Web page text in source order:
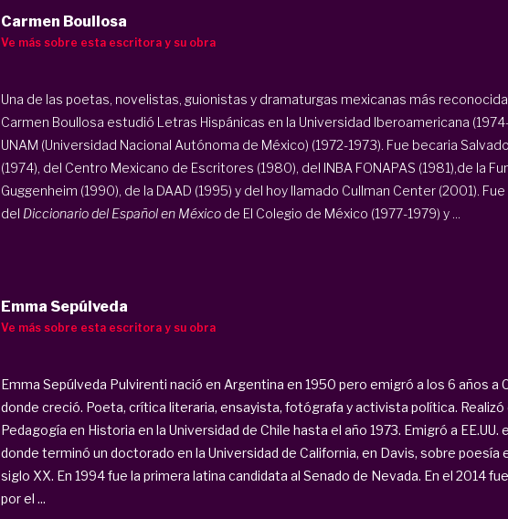
Carmen Boullosa
Ve más sobre esta escritora y su obra
Una de las poetas, novelistas, guionistas y dramaturgas mexicanas más
Carmen Boullosa estudió Letras Hispánicas en la Universidad Iberoamericana
UNAM (Universidad Nacional Autónoma de México) (1972-1973). Fue becaria
(1974), del Centro Mexicano de Escritores (1980), del INBA FONAPAS (1981),de la
Guggenheim (1990), de la DAAD (1995) y del hoy llamado Cullman Center (2001).
del Diccionario del Español en Méxicode El Colegio de México (1977-1979) y ...
Emma Sepúlveda
Ve más sobre esta escritora y su obra
Emma Sepúlveda Pulvirenti nació en Argentina en 1950 pero emigró a los 6 años a
donde creció. Poeta, crítica literaria, ensayista, fotógrafa y activista política.
Pedagogía en Historia en la Universidad de Chile hasta el año 1973. Emigró a EE.UU.
donde terminó un doctorado en la Universidad de California, en Davis, sobre poesía
siglo XX. En 1994 fue la primera latina candidata al Senado de Nevada. En el 2014
por el ...